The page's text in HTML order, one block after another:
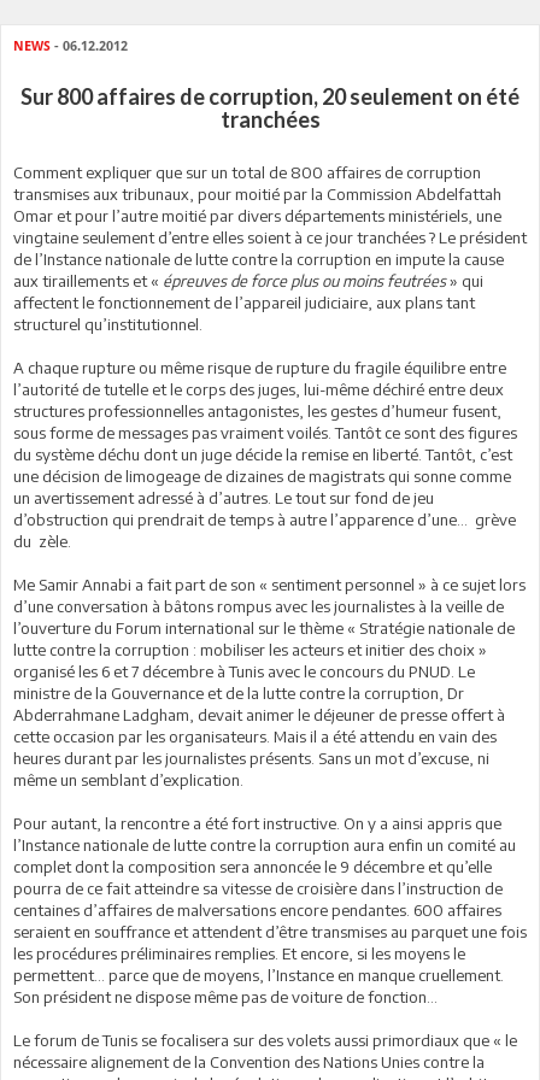
NEWS - 06.12.2012
Sur 800 affaires de corruption, 20 seulement on été
tranchées
Comment expliquer que sur un total de 800 affaires de corruption
transmises aux tribunaux, pour moitié par la Commission Abdelfattah
Omar et pour l’autre moitié par divers départements ministériels, une
vingtaine seulement d’entre elles soient à ce jour tranchées ? Le président
de l’Instance nationale de lutte contre la corruption en impute la cause
aux tiraillements et « épreuves de force plus ou moins feutrées» qui
affectent le fonctionnement de l’appareil judiciaire, aux plans tant
structurel qu’institutionnel.
A chaque rupture ou même risque de rupture du fragile équilibre entre
l’autorité de tutelle et le corps des juges, lui-même déchiré entre deux
structures professionnelles antagonistes, les gestes d’humeur fusent,
sous forme de messages pas vraiment voilés. Tantôt ce sont des figures
du système déchu dont un juge décide la remise en liberté. Tantôt, c’est
une décision de limogeage de dizaines de magistrats qui sonne comme
un avertissement adressé à d’autres. Le tout sur fond de jeu
d’obstruction qui prendrait de temps à autre l’apparence d’une… grève
du zèle.
Me Samir Annabi a fait part de son « sentiment personnel » à ce sujet lors
d’une conversation à bâtons rompus avec les journalistes à la veille de
l’ouverture du Forum international sur le thème « Stratégie nationale de
lutte contre la corruption : mobiliser les acteurs et initier des choix »
organisé les 6 et 7 décembre à Tunis avec le concours du PNUD. Le
ministre de la Gouvernance et de la lutte contre la corruption, Dr
Abderrahmane Ladgham, devait animer le déjeuner de presse offert à
cette occasion par les organisateurs. Mais il a été attendu en vain des
heures durant par les journalistes présents. Sans un mot d’excuse, ni
même un semblant d’explication.
Pour autant, la rencontre a été fort instructive. On y a ainsi appris que
l’Instance nationale de lutte contre la corruption aura enfin un comité au
complet dont la composition sera annoncée le 9 décembre et qu’elle
pourra de ce fait atteindre sa vitesse de croisière dans l’instruction de
centaines d’affaires de malversations encore pendantes. 600 affaires
seraient en souffrance et attendent d’être transmises au parquet une fois
les procédures préliminaires remplies. Et encore, si les moyens le
permettent… parce que de moyens, l’Instance en manque cruellement.
Son président ne dispose même pas de voiture de fonction…
Le forum de Tunis se focalisera sur des volets aussi primordiaux que « le
nécessaire alignement de la Convention des Nations Unies contre la